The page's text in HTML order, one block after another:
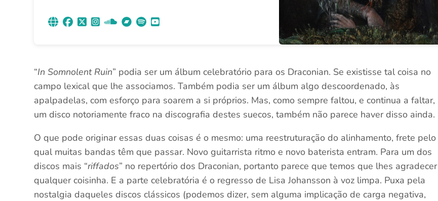
“In Somnolent Ruin” podia ser um álbum celebratório para os Draconian. Se existisse tal coisa no
campo lexical que lhe associamos. Também podia ser um álbum algo descoordenado, às
apalpadelas, com esforço para soarem a si próprios. Mas, como sempre faltou, e continua a faltar,
um disco notoriamente fraco na discografia destes suecos, também não parece haver disso ainda.
O que pode originar essas duas coisas é o mesmo: uma reestruturação do alinhamento, frete pelo
qual muitas bandas têm que passar. Novo guitarrista ritmo e novo baterista entram. Para um dos
discos mais “riffados” no repertório dos Draconian, portanto parece que temos que lhes agradecer
qualquer coisinha. E a parte celebratória é o regresso de Lisa Johansson à voz limpa. Puxa pela
nostalgia daqueles discos clássicos (podemos dizer, sem alguma implicação de carga negativa,